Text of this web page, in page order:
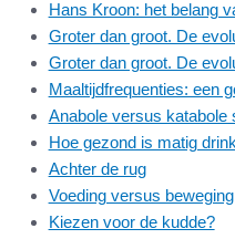
Hans Kroon: het belang
Groter dan groot. De
Groter dan groot. De
Maaltijdfrequenties: een
Anabole versus katabole
Hoe gezond is matig
Achter de rug
Voeding versus beweging
Kiezen voor de kudde?